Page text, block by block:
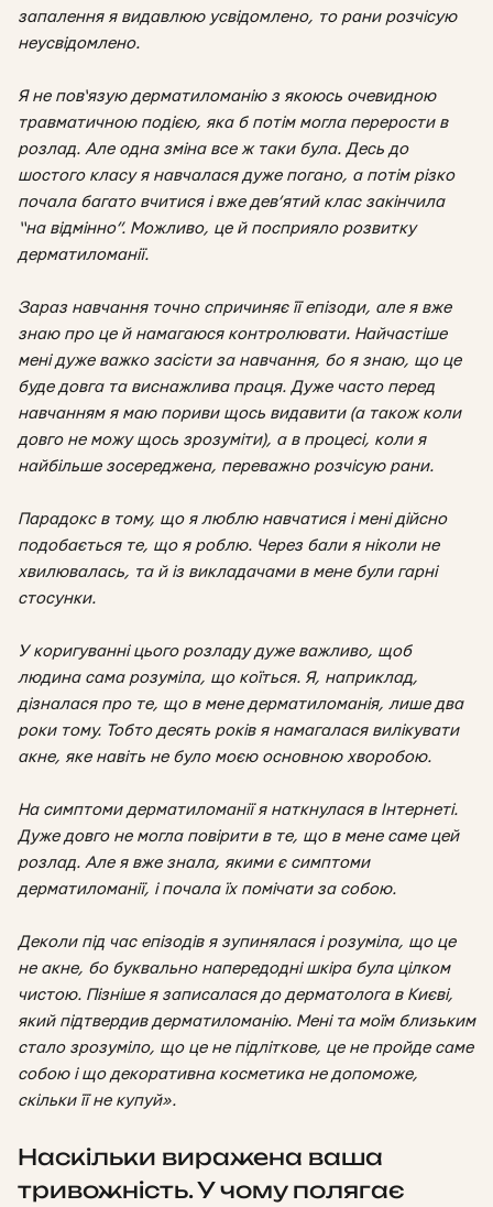
запалення я видавлюю усвідомлено, то рани розчісую
неусвідомлено.
Я не пов‘язую дерматиломанію з якоюсь очевидною
травматичною подією, яка б потім могла перерости в
розлад. Але одна зміна все ж таки була. Десь до
шостого класу я навчалася дуже погано, а потім різко
почала багато вчитися і вже дев’ятий клас закінчила
“на відмінно”. Можливо, це й посприяло розвитку
дерматиломанії.
Зараз навчання точно спричиняє її епізоди, але я вже
знаю про це й намагаюся контролювати. Найчастіше
мені дуже важко засісти за навчання, бо я знаю, що це
буде довга та виснажлива праця. Дуже часто перед
навчанням я маю пориви щось видавити (а також коли
довго не можу щось зрозуміти), а в процесі, коли я
найбільше зосереджена, переважно розчісую рани.
Парадокс в тому, що я люблю навчатися і мені дійсно
подобається те, що я роблю. Через бали я ніколи не
хвилювалась, та й із викладачами в мене були гарні
стосунки.
У коригуванні цього розладу дуже важливо, щоб
людина сама розуміла, що коїться. Я, наприклад,
дізналася про те, що в мене дерматиломанія, лише два
роки тому. Тобто десять років я намагалася вилікувати
акне, яке навіть не було моєю основною хворобою.
На симптоми дерматиломанії я наткнулася в Інтернеті.
Дуже довго не могла повірити в те, що в мене саме цей
розлад. Але я вже знала, якими є симптоми
дерматиломанії, і почала їх помічати за собою.
Деколи під час епізодів я зупинялася і розуміла, що це
не акне, бо буквально напередодні шкіра була цілком
чистою. Пізніше я записалася до дерматолога в Києві,
який підтвердив дерматиломанію. Мені та моїм близьким
стало зрозуміло, що це не підліткове, це не пройде саме
собою і що декоративна косметика не допоможе,
скільки її не купуй».
Наскільки виражена ваша
тривожність. У чому полягає